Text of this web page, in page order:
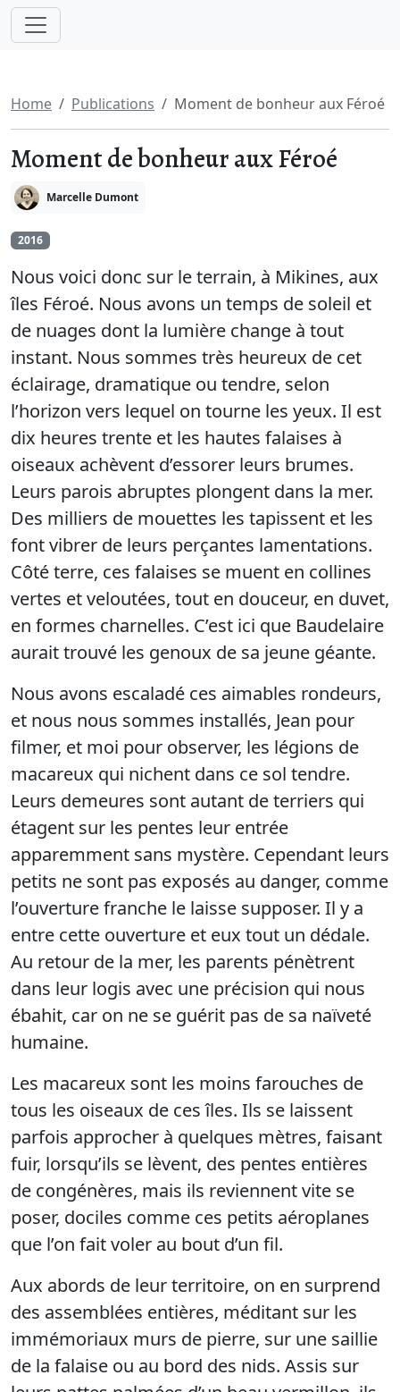
Home Publications Moment de bonheur aux Féroé
Moment de bonheur aux Féroé
Marcelle Dumont
2016
Nous voici donc sur le terrain, à Mikines, aux
îles Féroé. Nous avons un temps de soleil et
de nuages dont la lumière change à tout
instant. Nous sommes très heureux de cet
éclairage, dramatique ou tendre, selon
l’horizon vers lequel on tourne les yeux. Il est
dix heures trente et les hautes falaises à
oiseaux achèvent d’essorer leurs brumes.
Leurs parois abruptes plongent dans la mer.
Des milliers de mouettes les tapissent et les
font vibrer de leurs perçantes lamentations.
Côté terre, ces falaises se muent en collines
vertes et veloutées, tout en douceur, en duvet,
en formes charnelles. C’est ici que Baudelaire
aurait trouvé les genoux de sa jeune géante.
Nous avons escaladé ces aimables rondeurs,
et nous nous sommes installés, Jean pour
filmer, et moi pour observer, les légions de
macareux qui nichent dans ce sol tendre.
Leurs demeures sont autant de terriers qui
étagent sur les pentes leur entrée
apparemment sans mystère. Cependant leurs
petits ne sont pas exposés au danger, comme
l’ouverture franche le laisse supposer. Il y a
entre cette ouverture et eux tout un dédale.
Au retour de la mer, les parents pénètrent
dans leur logis avec une précision qui nous
ébahit, car on ne se guérit pas de sa naïveté
humaine.
Les macareux sont les moins farouches de
tous les oiseaux de ces îles. Ils se laissent
parfois approcher à quelques mètres, faisant
fuir, lorsqu’ils se lèvent, des pentes entières
de congénères, mais ils reviennent vite se
poser, dociles comme ces petits aéroplanes
que l’on fait voler au bout d’un fil.
Aux abords de leur territoire, on en surprend
des assemblées entières, méditant sur les
immémoriaux murs de pierre, sur une saillie
de la falaise ou au bord des nids. Assis sur